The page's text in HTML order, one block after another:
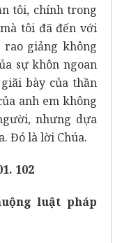
tôi, chính trong
tôi đã đến với
giảng không
sự khôn ngoan
bày của thần
anh em không
nhưng dựa
Đó là lời Chúa.
102
luật pháp